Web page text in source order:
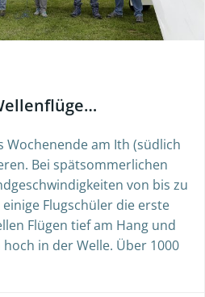
Wochenende am Ith (südlich
Bei spätsommerlichen
von bis zu
Flugschüler die erste
Flügen tief am Hang und
in der Welle. Über 1000